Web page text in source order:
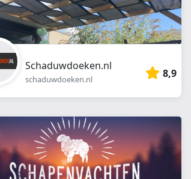
Schaduwdoeken.nl
schaduwdoeken.nl 8,9